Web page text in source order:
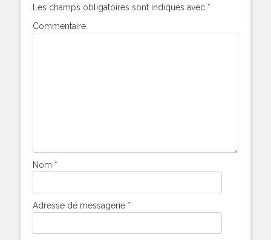
Les champs obligatoires sont indiqués avec *
Commentaire
Nom *
Adresse de messagerie *